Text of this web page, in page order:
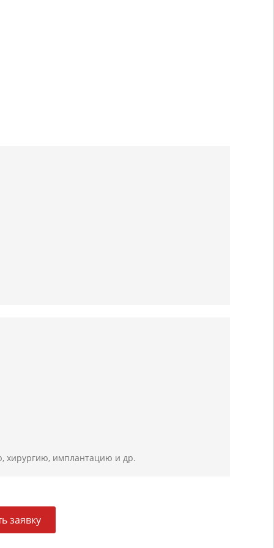
хирургию, имплантацию и др.
заявку